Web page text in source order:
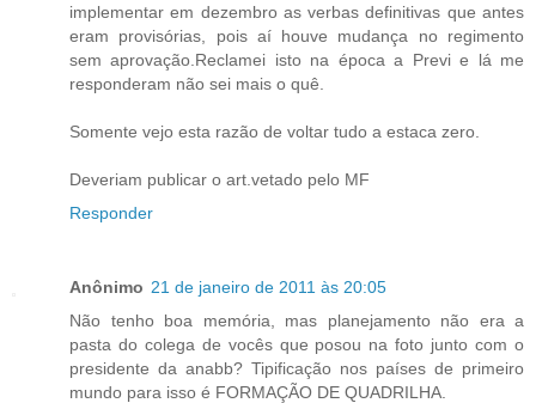
implementar em dezembro as verbas definitivas que antes
eram provisórias, pois aí houve mudança no regimento
sem aprovação.Reclamei isto na época a Previ e lá me
responderam não sei mais o quê.
Somente vejo esta razão de voltar tudo a estaca zero.
Deveriam publicar o art.vetado pelo MF
Responder
Anônimo 21 de janeiro de 2011 às 20:05
Não tenho boa memória, mas planejamento não era a
pasta do colega de vocês que posou na foto junto com o
presidente da anabb? Tipificação nos países de primeiro
mundo para isso é FORMAÇÃO DE QUADRILHA.